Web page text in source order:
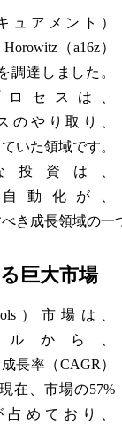
ュアメント）
（a16z）
調達しました。
セスは、
のやり取り、
いた領域です。
投資は、
動化が、
き成長領域の
巨大市場
）市場は、
ルから、
長率（CAGR）
在、市場の57%
めており、